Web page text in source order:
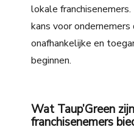
lokale
kans voor
onafhankelijke en
beginnen.
Wat Taup’Green
franchisenemers